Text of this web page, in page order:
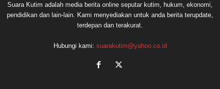
Suara Kutim adalah media berita online seputar kutim, hukum, ekonomi,
pendidikan dan lain-lain. Kami menyediakan untuk anda berita terupdate,
terdepan dan terakurat.
Hubungi kami: suarakutim@yahoo.co.id